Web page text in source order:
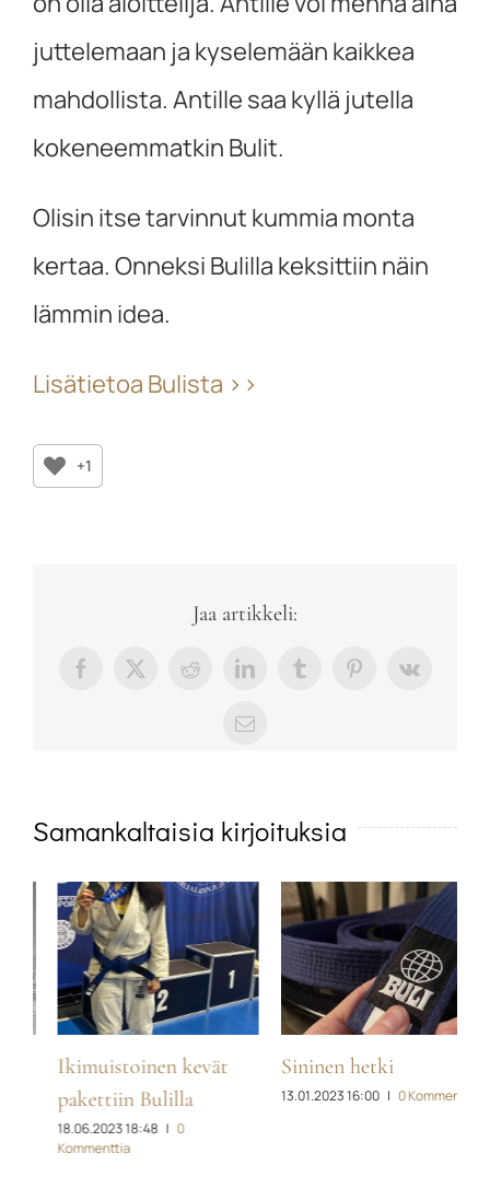
juttelemaan ja kyselemään kaikkea
mahdollista. Antille saa kyllä jutella
kokeneemmatkin Bulit.
Olisin itse tarvinnut kummia monta
kertaa. Onneksi Bulilla keksittiin näin
lämmin idea.
Lisätietoa Bulista >>
+1
Jaa artikkeli:
Facebook
X RedditLinkedInTumblrPinterest
Vk
sähköposti
Samankaltaisia kirjoituksia
Sininen hetki
13.01.2023 16:00 | 0 Kommenttia
Competidor lost –
ensimmäiset BJJ:n EM-